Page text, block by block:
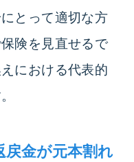
とって適切な方
険を見直せるで
における代表的
戻金が元本割れ